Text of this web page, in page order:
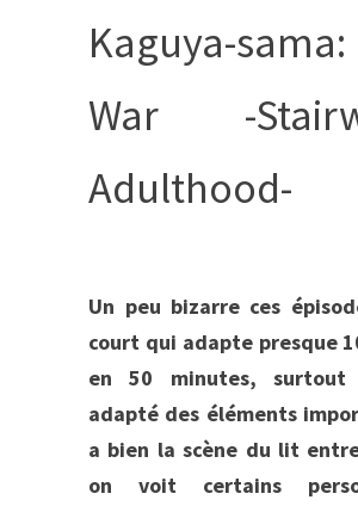
Kaguya-
War -
Adulthood-
Un peu bizarre ces
court qui adapte presque
en 50 minutes, surtout
adapté des éléments
a bien la scène du lit
on voit certains